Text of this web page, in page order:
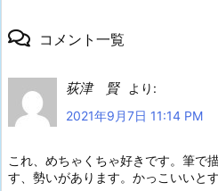
コメント一覧
荻津 賢
より:
2021年9月7日 11:14 PM
これ、めちゃくちゃ好きです。筆で
す、勢いがあります。かっこいいと